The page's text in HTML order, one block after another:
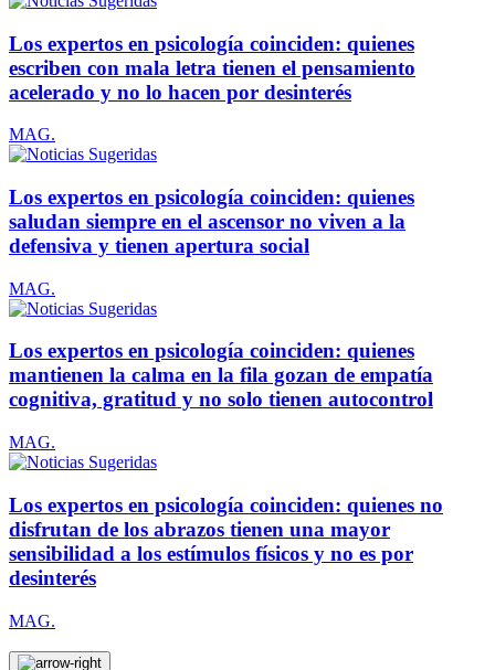
Los expertos en psicología coinciden: quienes
escriben con mala letra tienen el pensamiento
acelerado y no lo hacen por desinterés
MAG.
Los expertos en psicología coinciden: quienes
saludan siempre en el ascensor no viven a la
defensiva y tienen apertura social
MAG.
Los expertos en psicología coinciden: quienes
mantienen la calma en la fila gozan de empatía
cognitiva, gratitud y no solo tienen autocontrol
MAG.
Los expertos en psicología coinciden: quienes no
disfrutan de los abrazos tienen una mayor
sensibilidad a los estímulos físicos y no es por
desinterés
MAG.